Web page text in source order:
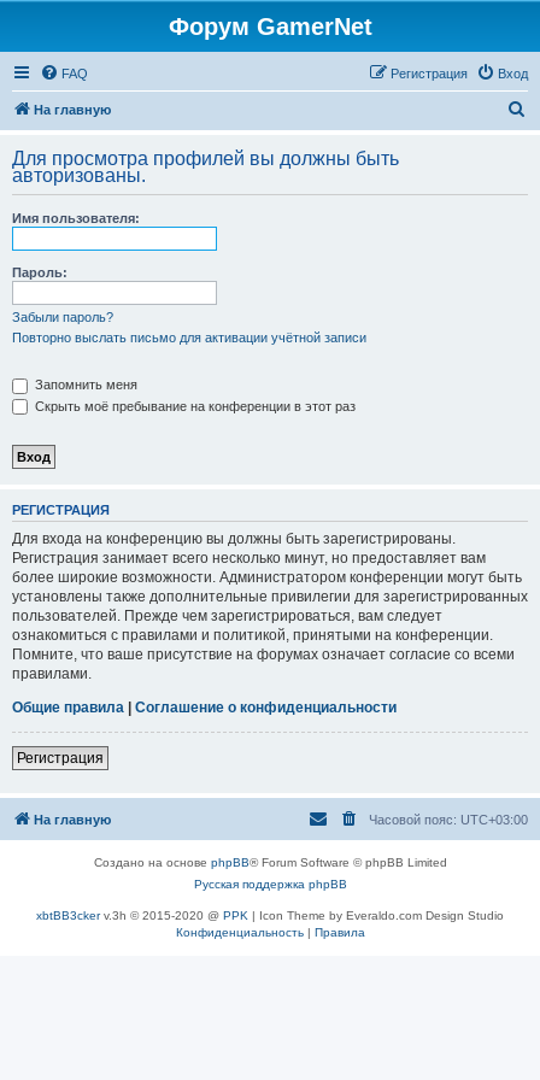
Форум GamerNet
FAQ Вход
Регистрация
На главную
с
Для просмотра профилей вы должны быть
авторизованы.
Имя пользователя:
Пароль:
Забыли пароль?
Повторно выслать письмо для активации учётной записи
Запомнить меня
Скрыть моё пребывание на конференции в этот раз
РЕГИСТРАЦИЯ
Для входа на конференцию вы должны быть зарегистрированы.
Регистрация занимает всего несколько минут, но предоставляет вам
более широкие возможности. Администратором конференции могут быть
установлены также дополнительные привилегии для зарегистрированных
пользователей. Прежде чем зарегистрироваться, вам следует
ознакомиться с правилами и политикой, принятыми на конференции.
Помните, что ваше присутствие на форумах означает согласие со всеми
правилами.
Общие правила | Соглашение о конфиденциальности
Регистрация
На главную Часовой пояс: UTC+03:00
Создано на основе phpBB® Forum Software © phpBB Limited
Русская поддержка phpBB
xbtBB3ckerv.3h © 2015-2020 @ PPK | Icon Theme by Everaldo.com Design Studio
Конфиденциальность| Правила